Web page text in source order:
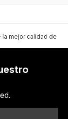
de Nepal